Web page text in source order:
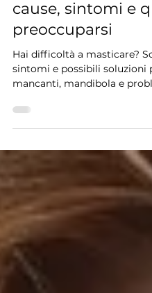
news
Difficoltà nella
cause, sintomi e
preoccuparsi
Hai difficoltà a masticare?
sintomi e possibili soluzioni